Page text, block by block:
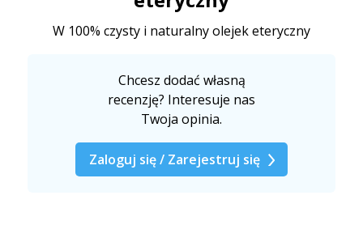
W 100% czysty i naturalny olejek eteryczny
Chcesz dodać własną
recenzję? Interesuje nas
Twoja opinia.
Zaloguj się / Zarejestruj się